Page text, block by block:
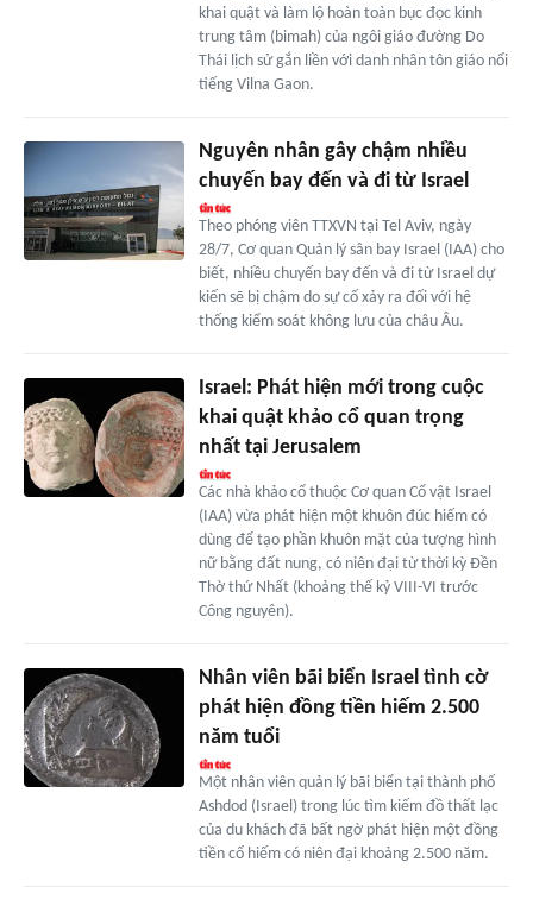
khai quật và làm lộ hoàn toàn bục đọc kinh
trung tâm (bimah) của ngôi giáo đường Do
Thái lịch sử gắn liền với danh nhân tôn giáo nổi
tiếng Vilna Gaon.
Nguyên nhân gây chậm nhiều
chuyến bay đến và đi từ Israel
Theo phóng viên TTXVN tại Tel Aviv, ngày
28/7, Cơ quan Quản lý sân bay Israel (IAA) cho
biết, nhiều chuyến bay đến và đi từ Israel dự
kiến sẽ bị chậm do sự cố xảy ra đối với hệ
thống kiểm soát không lưu của châu Âu.
Israel: Phát hiện mới trong cuộc
khai quật khảo cổ quan trọng
nhất tại Jerusalem
Các nhà khảo cổ thuộc Cơ quan Cổ vật Israel
(IAA) vừa phát hiện một khuôn đúc hiếm có
dùng để tạo phần khuôn mặt của tượng hình
nữ bằng đất nung, có niên đại từ thời kỳ Đền
Thờ thứ Nhất (khoảng thế kỷ VIII-VI trước
Công nguyên).
Nhân viên bãi biển Israel tình cờ
phát hiện đồng tiền hiếm 2.500
năm tuổi
Một nhân viên quản lý bãi biển tại thành phố
Ashdod (Israel) trong lúc tìm kiếm đồ thất lạc
của du khách đã bất ngờ phát hiện một đồng
tiền cổ hiếm có niên đại khoảng 2.500 năm.